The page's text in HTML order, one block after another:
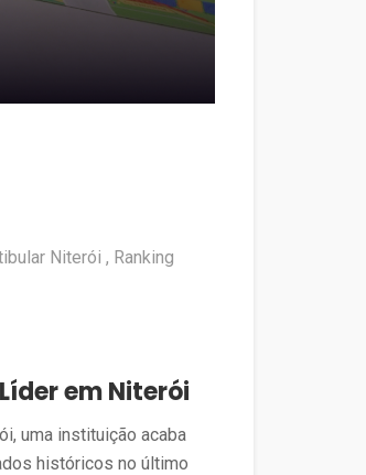
Niterói
Ranking
em Niterói
uma instituição acaba
históricos no último